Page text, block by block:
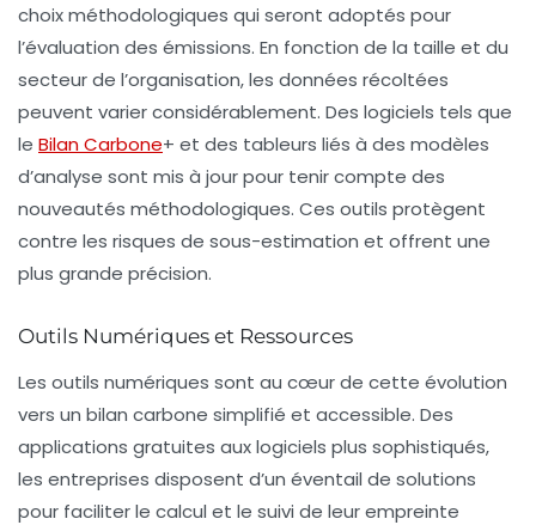
choix méthodologiques qui seront adoptés pour
l’évaluation des émissions. En fonction de la taille et du
secteur de l’organisation, les données récoltées
peuvent varier considérablement. Des logiciels tels que
le Bilan Carbone+ et des tableurs liés à des modèles
d’analyse sont mis à jour pour tenir compte des
nouveautés méthodologiques. Ces outils protègent
contre les risques de sous-estimation et offrent une
plus grande précision.
Outils Numériques et Ressources
Les outils numériques sont au cœur de cette évolution
vers un bilan carbone simplifié et accessible. Des
applications gratuites aux logiciels plus sophistiqués,
les entreprises disposent d’un éventail de solutions
pour faciliter le calcul et le suivi de leurempreinte